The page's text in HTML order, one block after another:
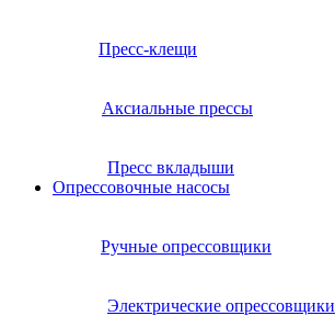
Пресс-клещи
Аксиальные прессы
Пресс вкладыши
Опрессовочные насосы
Ручные опрессовщики
Электрические опрессовщики